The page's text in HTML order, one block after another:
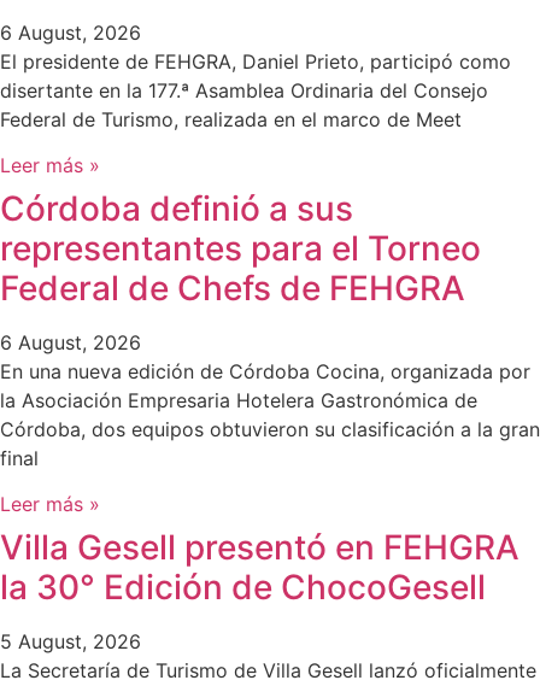
6 August, 2026
El presidente de FEHGRA, Daniel Prieto, participó como
disertante en la 177.ª Asamblea Ordinaria del Consejo
Federal de Turismo, realizada en el marco de Meet
Leer más »
Córdoba definió a sus
representantes para el Torneo
Federal de Chefs de FEHGRA
6 August, 2026
En una nueva edición de Córdoba Cocina, organizada por
la Asociación Empresaria Hotelera Gastronómica de
Córdoba, dos equipos obtuvieron su clasificación a la gran
final
Leer más »
Villa Gesell presentó en FEHGRA
la 30° Edición de ChocoGesell
5 August, 2026
La Secretaría de Turismo de Villa Gesell lanzó oficialmente